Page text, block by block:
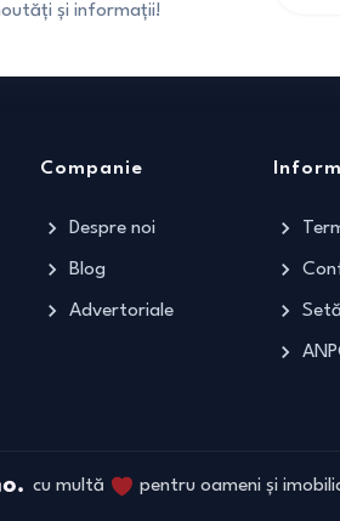
și informații!
Companie
Despre noi
Blog
Advertoriale
cu multă pentru oameni și